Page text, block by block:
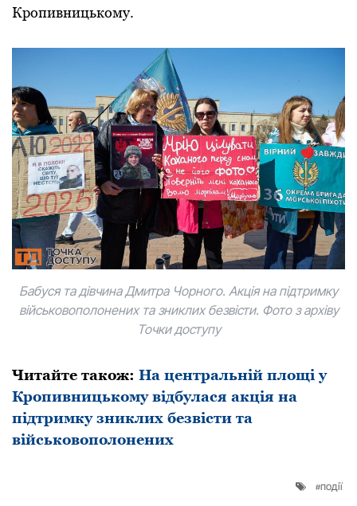
Кpопивницькому.
Бабуся та дівчина Дмитра Чорного. Акція на підтримку
військовополонених та зниклих безвісти. Фото з архіву
Точки доступу
Читайте також: На центральній площі у
Кропивницькому відбулася акція на
підтримку зниклих безвісти та
військовополонених
події